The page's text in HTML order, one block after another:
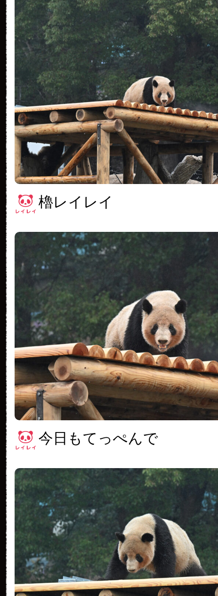
櫓レイレイ
今日もてっぺんで